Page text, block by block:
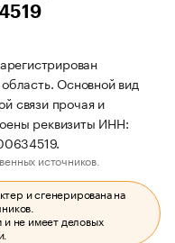
Основной вид
связи прочая и
реквизиты ИНН:
источников.
и сгенерирована на
и не имеет деловых